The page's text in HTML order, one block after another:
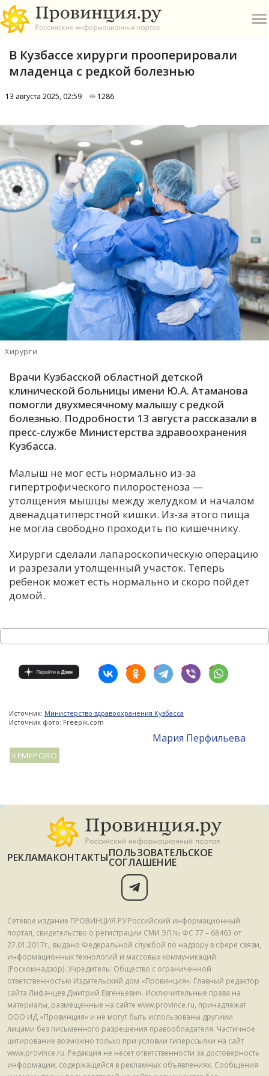
А
Б
В
Е
И
Н
О
П
Р
С
У
Ч
Я
В Кузбассе хирурги прооперировали
младенца с редкой болезнью
13 августа 2025, 02:59 1286
Хирурги
Врачи Кузбасской областной детской
клинической больницы имени Ю.А. Атаманова
помогли двухмесячному малышу с редкой
болезнью. Подробности 13 августа рассказали в
пресс-службе Министерства здравоохранения
Кузбасса.
Малыш не мог есть нормально из-за
гипертрофического пилоростеноза —
утолщения мышцы между желудком и началом
двенадцатиперстной кишки. Из-за этого пища
не могла свободно проходить по кишечнику.
Хирурги сделали лапароскопическую операцию
и разрезали утолщенный участок. Теперь
ребенок может есть нормально и скоро пойдет
домой.
Источник: Министерство здравоохранения Кузбасса
Источник фото: Freepik.com
Мария Перфильева
КЕМЕРОВО
РЕКЛАМАКОНТАКТЫПОЛЬЗОВАТЕЛЬСКОЕ
СОГЛАШЕНИЕ
Сетевое издание ПРОВИНЦИЯ.РУ Российский информационный
портал, свидетельство о регистрации СМИ ЭЛ № ФС 77 – 68463 от
27.01.2017г., выдано Федеральной службой по надзору в сфере связи,
информационных технологий и массовых коммуникаций
(Роскомнадзор). Учредитель: Общество с ограниченной
ответственностью Издательский дом «Провинция». Главный редактор
сайта Лифанцев Дмитрий Евгеньевич. Исключительные права на
материалы, размещенные на сайте www.province.ru, принадлежат
ООО ИД «Провинция» и не могут быть использованы другими
лицами без письменного разрешения правообладателя. Частичное
цитирование возможно только при условии гиперссылки на сайт
www.province.ru. Редакция не несет ответственности за достоверность
информации, содержащейся в рекламных объявлениях. Сообщения